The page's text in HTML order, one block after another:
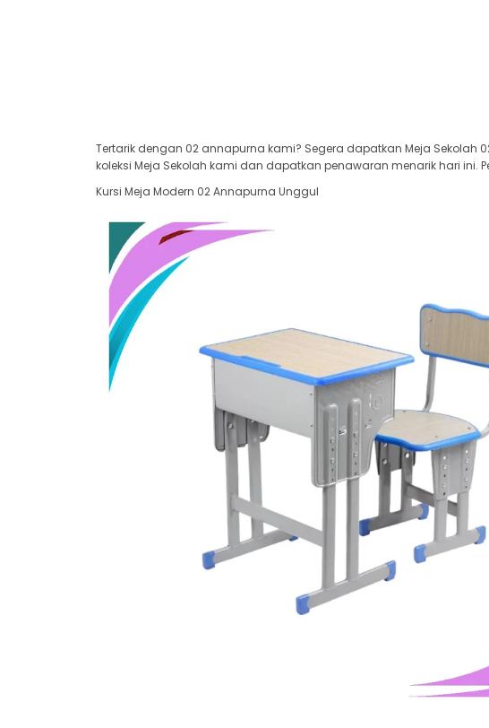
Tertarik dengan 02 annapurna kami? Segera dapatkan Meja
koleksi Meja Sekolah kami dan dapatkan penawaran menarik hari
Kursi Meja Modern 02 Annapurna Unggul